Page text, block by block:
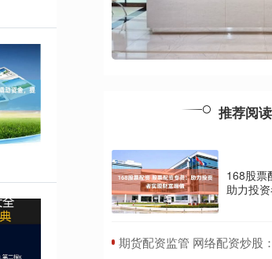
推荐阅读
168股票
助力投
期货配资监管 网络配资炒股